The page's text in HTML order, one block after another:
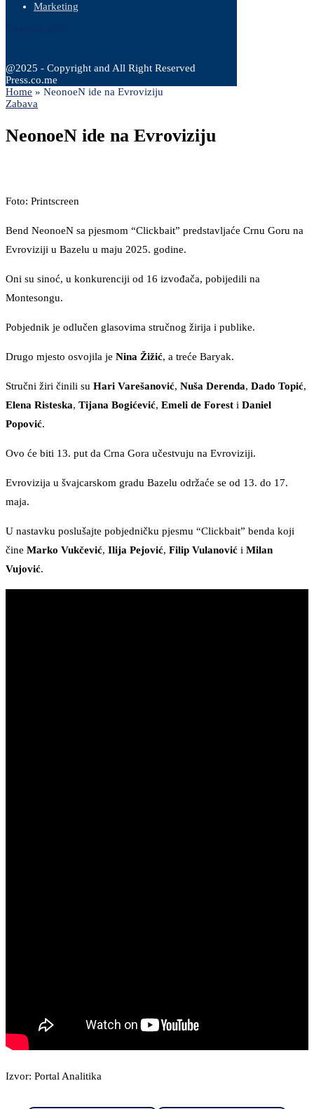
Marketing
@2025 - Copyright and All Right Reserved
Press.co.me
Home » NeonoeN ide na Evroviziju
Zabava
NeonoeN ide na Evroviziju
Foto: Printscreen
Bend NeonoeN sa pjesmom “Clickbait” predstavljaće Crnu Goru na
Evroviziji u Bazelu u maju 2025. godine.
Oni su sinoć, u konkurenciji od 16 izvođača, pobijedili na
Montesongu.
Pobjednik je odlučen glasovima stručnog žirija i publike.
Drugo mjesto osvojila je Nina Žižić, a treće Baryak.
Stručni žiri činili su Hari Varešanović, Nuša Derenda, Dado Topić,
Elena Risteska, Tijana Bogićević, Emeli de Forest i Daniel
Popović.
Ovo će biti 13. put da Crna Gora učestvuju na Evroviziji.
Evrovizija u švajcarskom gradu Bazelu održaće se od 13. do 17.
maja.
U nastavku poslušajte pobjedničku pjesmu “Clickbait” benda koji
čine Marko Vukčević, Ilija Pejović, Filip Vulanović i Milan
Vujović.
Izvor: Portal Analitika